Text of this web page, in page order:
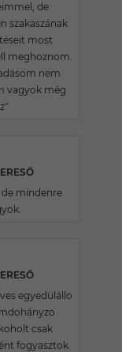
de
szakaszának
most
meghoznom.
nem
vagyok még
mindenre
egyedülállo
csak
fogyasztok.